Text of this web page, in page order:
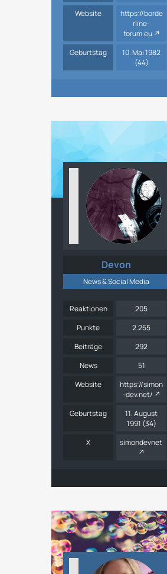
Website
https://borde
rline-
forum.eu
Geburtstag
10. Mai 1982
(44)
Devon
News & Social Media
Reaktionen
205
Punkte
2.255
Beiträge
292
News
51
Website
https://simon
-dev.net/
Geburtstag
11. August
1991 (34)
X
simondevnet